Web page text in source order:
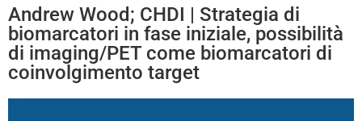
Andrew Wood; CHDI | Strategia di
biomarcatori in fase iniziale, possibilità
di imaging/PET come biomarcatori di
coinvolgimento target